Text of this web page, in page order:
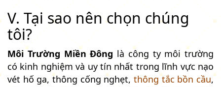
V. Tại sao nên chọn chúng
tôi?
Môi Trường Miền Đông là công ty môi trường
có kinh nghiệm và uy tín nhất trong lĩnh vực nạo
vét hố ga, thông cống nghẹt, thông tắc bồn cầu,